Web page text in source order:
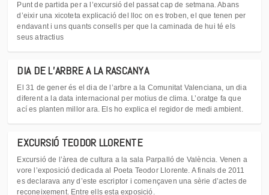
Punt de partida per a l’excursió del passat cap de setmana. Abans
d’eixir una xicoteta explicació del lloc on es troben, el que tenen per
endavant i uns quants consells per que la caminada de hui té els
seus atractius
DIA DE L’ARBRE A LA RASCANYA
El 31 de gener és el dia de l’arbre a la Comunitat Valenciana, un dia
diferent a la data internacional per motius de clima. L’oratge fa que
ací es planten millor ara. Els ho explica el regidor de medi ambient.
EXCURSIÓ TEODOR LLORENTE
Excursió de l’àrea de cultura a la sala Parpalló de València. Venen a
vore l’exposició dedicada al Poeta Teodor Llorente. A finals de 2011
es declarava any d’este escriptor i començaven una sèrie d’actes de
reconeixement. Entre ells esta exposició.